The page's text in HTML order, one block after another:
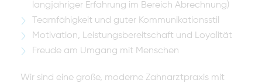
langjähriger Erfahrung im Bereich Abrechnung)
Teamfähigkeit und guter Kommunikationsstil
Motivation, Leistungsbereitschaft und Loyalität
Freude am Umgang mit Menschen
Wir sind eine große, moderne Zahnarztpraxis mit